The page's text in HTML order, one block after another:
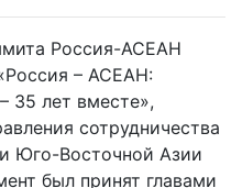
Россия-АСЕАН
– АСЕАН:
35 лет вместе»,
сотрудничества
Юго-Восточной Азии
был принят главами